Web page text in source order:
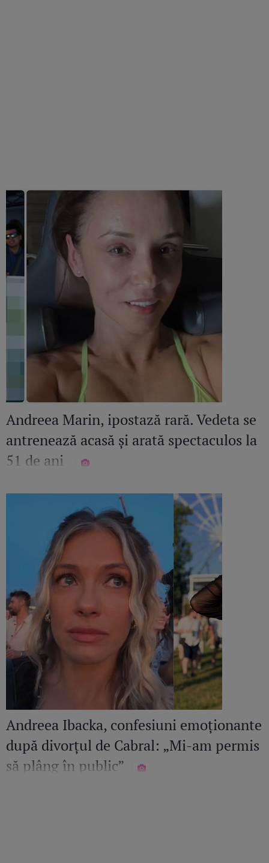
Andreea Marin, ipostază rară. Vedeta se
antrenează acasă și arată spectaculos la
51 de ani
Andreea Ibacka, confesiuni emoționante
după divorțul de Cabral: „Mi-am permis
să plâng în public”